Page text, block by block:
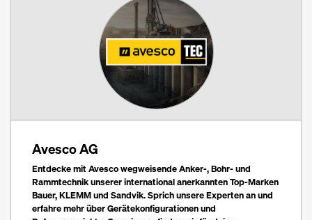
Avesco AG
Entdecke mit Avesco wegweisende Anker-, Bohr- und
Rammtechnik unserer international anerkannten Top-Marken
Bauer, KLEMM und Sandvik. Sprich unsere Experten an und
erfahre mehr über Gerätekonfigurationen und